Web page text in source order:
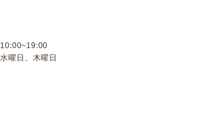
10:00~19:00
水曜日、木曜日